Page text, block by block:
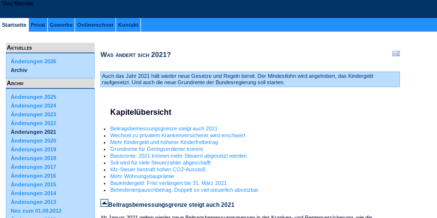
Uwe Kircheis
Startseite Privat Gewerbe Onlinerechner Kontakt
Aktuelles
Änderungen 2026
Archiv
Archiv
Änderungen 2025
Änderungen 2024
Änderungen 2023
Änderungen 2022
Änderungen 2021
Änderungen 2020
Änderungen 2019
Änderungen 2018
Änderungen 2017
Änderungen 2016
Änderungen 2015
Änderungen 2014
Änderungen 2013
Neu zum 01.09.2012
Was ändert sich 2021?
Auch das Jahr 2021 hält wieder neue Gesetze und Regeln bereit. Der Mindestlohn wird angehoben, das Kindergeld
raufgesetzt. Und auch die neue Grundrente der Bundesregierung soll starten.
Kapitelübersicht
Beitragsbemessungsgrenze steigt auch 2021
Wechsel zu privatem Krankenversicherer wird erschwert
Mehr Kindergeld und höherer Kinderfreibetrag
Grundrente für Geringverdiener kommt
Basisrente: 2021 können mehr Steuern abgesetzt werden
Soli wird für viele Steuerzahler abgeschafft
Kfz-Steuer bestraft hohen CO2-Ausstoß
Mehr Wohnungsbauprämie
Baukindergeld: Frist verlängert bis 31. März 2021
Behindertenpauschbetrag: Doppelt so viel steuerlich absetzbar
Beitragsbemessungsgrenze steigt auch 2021